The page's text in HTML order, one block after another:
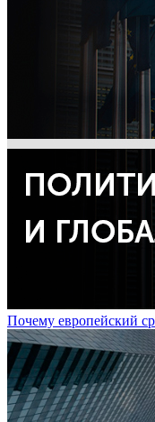
Почему европейский